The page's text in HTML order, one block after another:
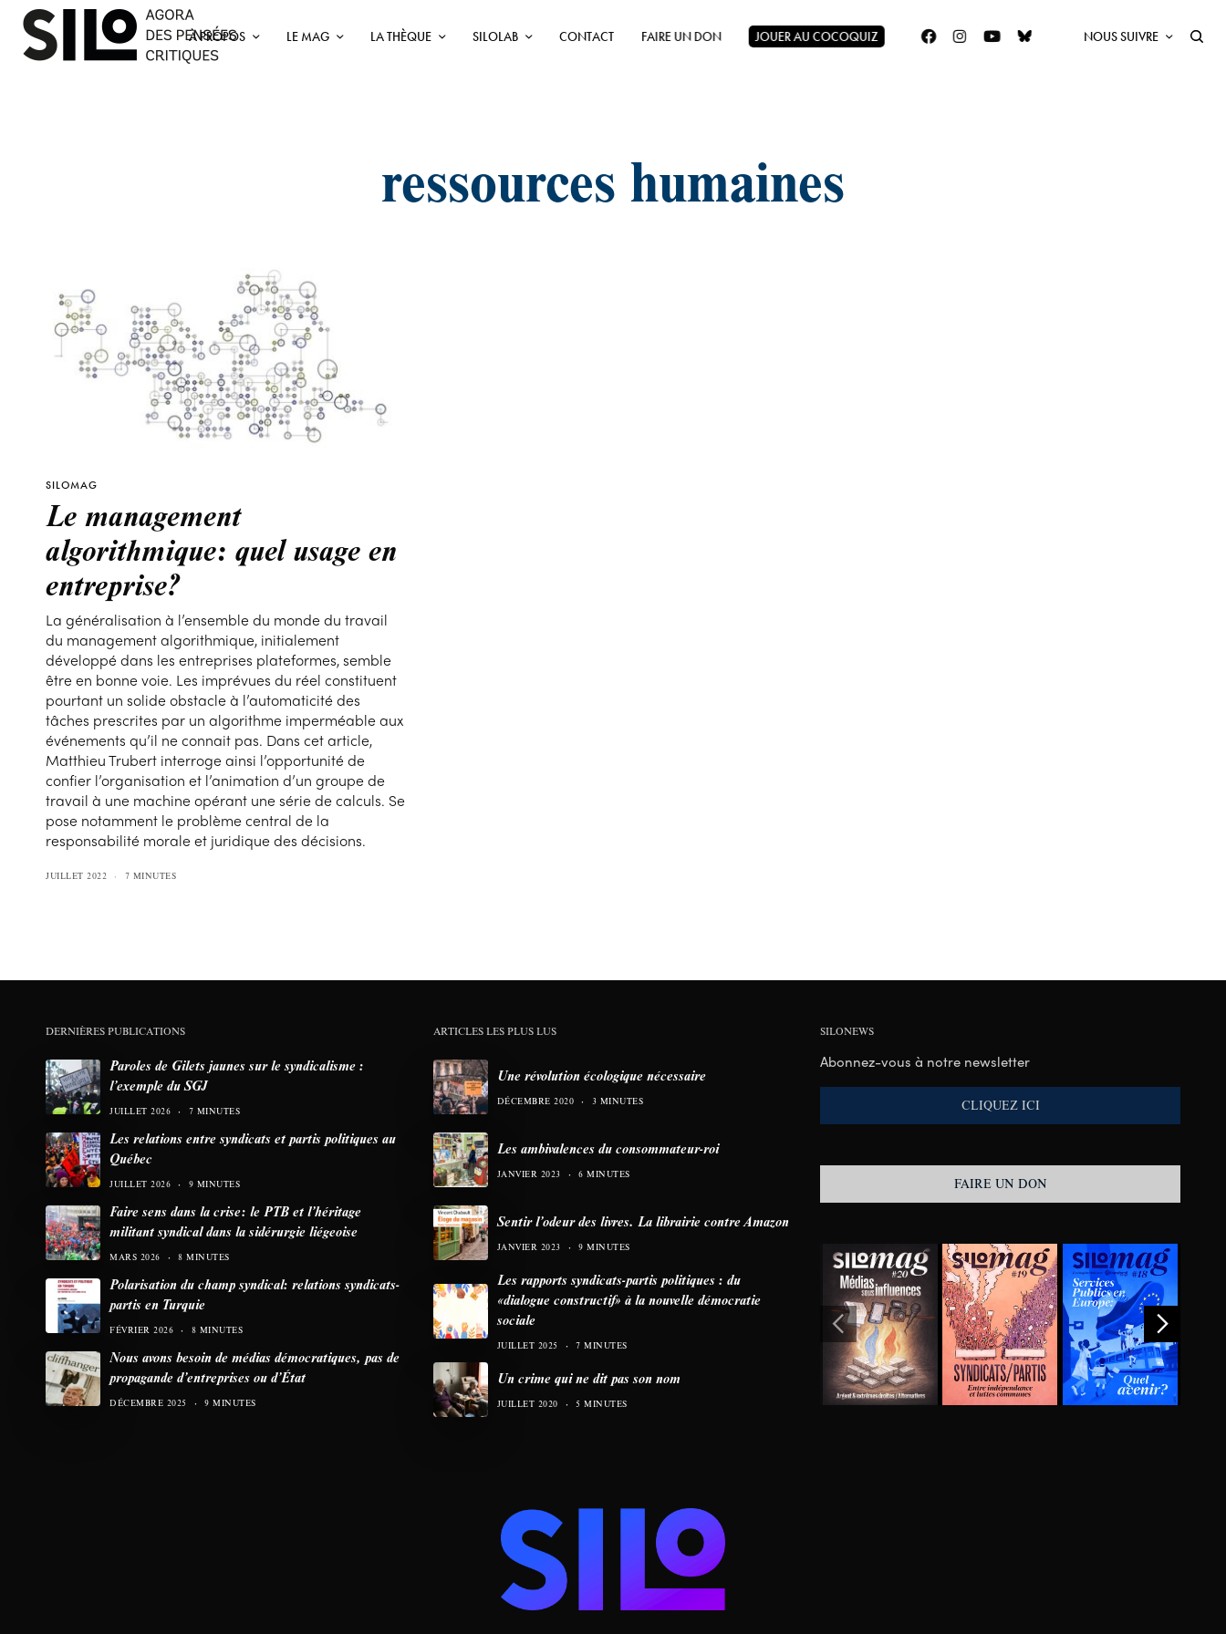
À PROPOS LE MAG LA THÈQUE SILOLAB CONTACT FAIRE UN DON JOUER AU COCOQUIZ NOUS SUIVRE
ressources humaines
SILOMAG
Le management
algorithmique: quel usage en
entreprise?
La généralisation à l’ensemble du monde du travail
du management algorithmique, initialement
développé dans les entreprises plateformes, semble
être en bonne voie. Les imprévues du réel constituent
pourtant un solide obstacle à l’automaticité des
tâches prescrites par un algorithme imperméable aux
événements qu’il ne connait pas. Dans cet article,
Matthieu Trubert interroge ainsi l’opportunité de
confier l’organisation et l’animation d’un groupe de
travail à une machine opérant une série de calculs. Se
pose notamment le problème central de la
responsabilité morale et juridique des décisions.
JUILLET 2022 7 MINUTES
DERNIÈRES PUBLICATIONS
Paroles de Gilets jaunes sur le syndicalisme :
l’exemple du SGJ
JUILLET 2026 7 MINUTES
Les relations entre syndicats et partis politiques au
Québec
JUILLET 2026 9 MINUTES
Faire sens dans la crise: le PTB et l’héritage
militant syndical dans la sidérurgie liégeoise
MARS 2026 8 MINUTES
Polarisation du champ syndical: relations syndicats-
partis en Turquie
FÉVRIER 2026 8 MINUTES
Nous avons besoin de médias démocratiques, pas de
propagande d’entreprises ou d’État
DÉCEMBRE 2025 9 MINUTES
ARTICLES LES PLUS LUS
Une révolution écologique nécessaire
DÉCEMBRE 2020 3 MINUTES
Les ambivalences du consommateur-roi
JANVIER 2023 6 MINUTES
Sentir l’odeur des livres. La librairie contre Amazon
JANVIER 2023 9 MINUTES
Les rapports syndicats-partis politiques : du
«dialogue constructif» à la nouvelle démocratie
sociale
JUILLET 2025 7 MINUTES
Un crime qui ne dit pas son nom
JUILLET 2020 5 MINUTES
SILONEWS
Abonnez-vous à notre newsletter
CLIQUEZ ICI
FAIRE UN DON